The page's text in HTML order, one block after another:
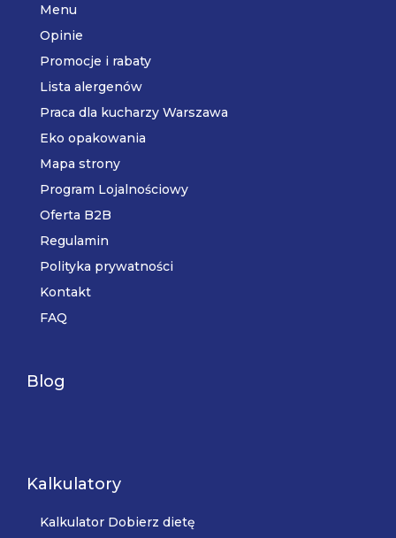
Menu
Opinie
Promocje i rabaty
Lista alergenów
Praca dla kucharzy Warszawa
Eko opakowania
Mapa strony
Program Lojalnościowy
Oferta B2B
Regulamin
Polityka prywatności
Kontakt
FAQ
Blog
Kalkulatory
Kalkulator Dobierz dietę